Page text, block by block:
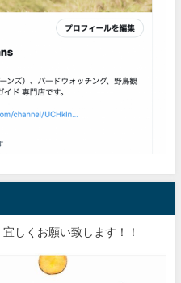
しくお願い致します！！